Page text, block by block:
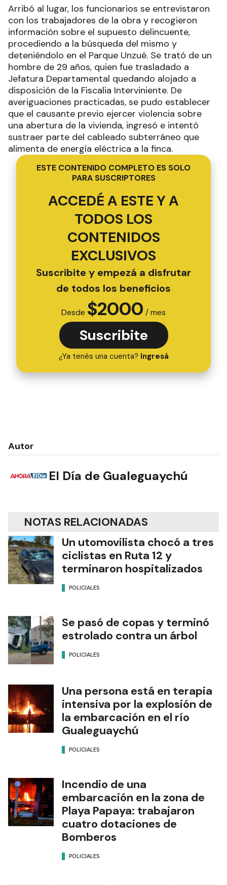
Arribó al lugar, los funcionarios se entrevistaron
con los trabajadores de la obra y recogieron
información sobre el supuesto delincuente,
procediendo a la búsqueda del mismo y
deteniéndolo en el Parque Unzué. Se trató de un
hombre de 29 años, quien fue trasladado a
Jefatura Departamental quedando alojado a
disposición de la Fiscalia Interviniente. De
averiguaciones practicadas, se pudo establecer
que el causante previo ejercer violencia sobre
una abertura de la vivienda, ingresó e intentó
sustraer parte del cableado subterráneo que
alimenta de energía eléctrica a la finca.
ESTE CONTENIDO COMPLETO ES SOLO
PARA SUSCRIPTORES
ACCEDÉ A ESTE Y A
TODOS LOS
CONTENIDOS
EXCLUSIVOS
Suscribite y empezá a disfrutar
de todos los beneficios
Desde $2000 / mes
Suscribite
¿Ya tenés una cuenta? Ingresá
Autor
El Día de Gualeguaychú
NOTAS RELACIONADAS
Un utomovilista chocó a tres
ciclistas en Ruta 12 y
terminaron hospitalizados
POLICIALES
Se pasó de copas y terminó
estrolado contra un árbol
POLICIALES
Una persona está en terapia
intensiva por la explosión de
la embarcación en el río
Gualeguaychú
POLICIALES
Incendio de una
embarcación en la zona de
Playa Papaya: trabajaron
cuatro dotaciones de
Bomberos
POLICIALES